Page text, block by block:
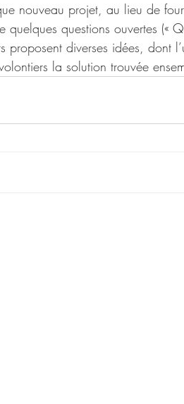
nouveau projet, au lieu de
questions ouvertes («
proposent diverses idées, dont
la solution trouvée